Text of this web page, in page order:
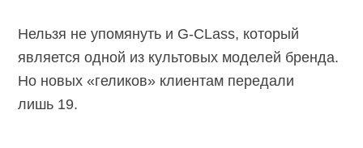
Нельзя не упомянуть и G-CLass, который
является одной из культовых моделей бренда.
Но новых «геликов» клиентам передали
лишь 19.